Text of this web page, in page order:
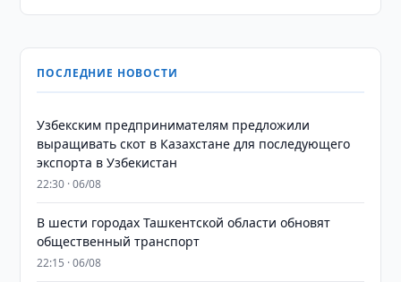
ПОСЛЕДНИЕ НОВОСТИ
Узбекским предпринимателям предложили
выращивать скот в Казахстане для последующего
экспорта в Узбекистан
22:30 · 06/08
В шести городах Ташкентской области обновят
общественный транспорт
22:15 · 06/08